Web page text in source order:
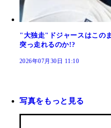
"大独走"ドジャースはこの
突っ走れるのか!?
2026年07月30日 11:10
写真をもっと見る